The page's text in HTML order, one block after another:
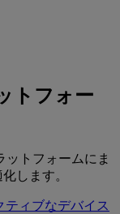
トフォー
ットフォームにま
します。
ティブなデバイス